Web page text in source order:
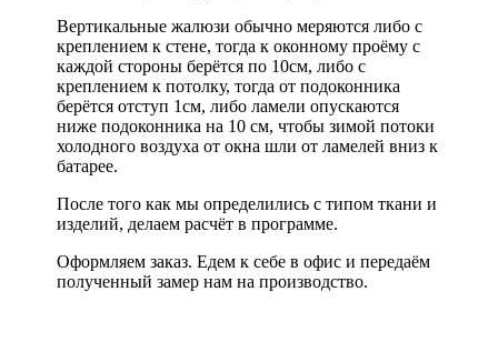
Вертикальные жалюзи обычно меряются либо с
креплением к стене, тогда к оконному проёму с
каждой стороны берётся по 10см, либо с
креплением к потолку, тогда от подоконника
берётся отступ 1см, либо ламели опускаются
ниже подоконника на 10 см, чтобы зимой потоки
холодного воздуха от окна шли от ламелей вниз к
батарее.
После того как мы определились с типом ткани и
изделий, делаем расчёт в программе.
Оформляем заказ. Едем к себе в офис и передаём
полученный замер нам на производство.